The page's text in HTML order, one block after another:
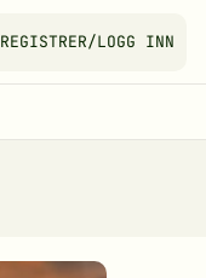
REGISTRER/LOGG INN